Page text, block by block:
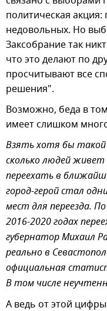
политическая
недовольных. Но
Заксобрание так
что это делают по
просчитывают все
решения".
Возможно, беда в
имеет слишком
Взять хотя бы такой
сколько людей живет
переехать в
город-герой стал
мест для переезда.
2016-2020 годах
губернатор Михаил
реально в
официальная
В том числе
А ведь от этой